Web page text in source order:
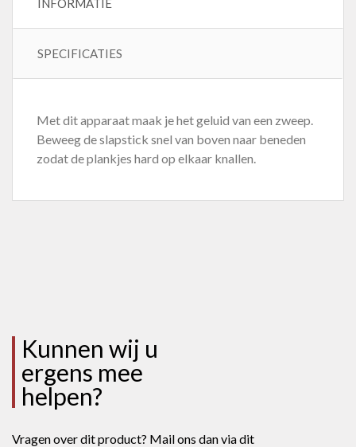
SPECIFICATIES
Met dit apparaat maak je het geluid van een zweep.
Beweeg de slapstick snel van boven naar beneden
zodat de plankjes hard op elkaar knallen.
Kunnen wij u
ergens mee
helpen?
Vragen over dit product? Mail ons dan via dit